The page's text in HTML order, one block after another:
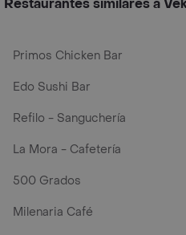
Restaurantes similares a
Primos Chicken Bar
Edo Sushi Bar
Refilo - Sanguchería
La Mora - Cafetería
500 Grados
Milenaria Café